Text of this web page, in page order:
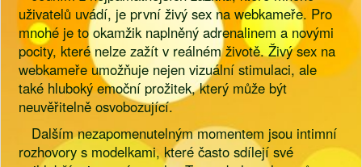
uživatelů uvádí, je první živý sex na webkameře. Pro
mnohé je to okamžik naplněný adrenalinem a novými
pocity, které nelze zažít v reálném životě. Živý sex na
webkameře umožňuje nejen vizuální stimulaci, ale
také hluboký emoční prožitek, který může být
neuvěřitelně osvobozující.
Dalším nezapomenutelným momentem jsou intimní
rozhovory s modelkami, které často sdílejí své